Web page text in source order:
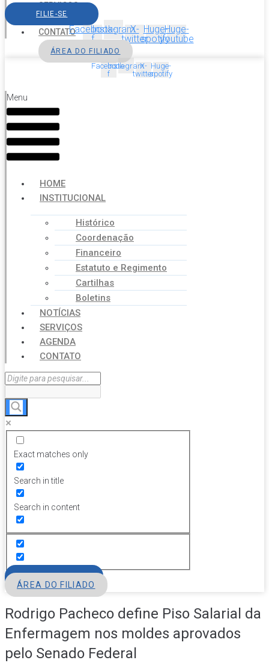
SERVIÇOS
AGENDA
CONTATO
FILIE-SE
Facebook-
f
InstagramX-
twitter
Huge-
spotify
Huge-
youtube
ÁREA DO FILIADO
Facebook-
f
InstagramX-
twitter
Huge-
spotify
Menu
HOME
INSTITUCIONAL
Histórico
Coordenação
Financeiro
Estatuto e Regimento
Cartilhas
Boletins
NOTÍCIAS
SERVIÇOS
AGENDA
CONTATO
Exact matches only
Search in title
Search in content
ÁREA DO FILIADO
Rodrigo Pacheco define Piso Salarial da
Enfermagem nos moldes aprovados
pelo Senado Federal